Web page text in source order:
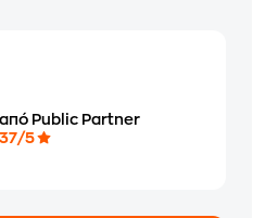
από Public Partner
5